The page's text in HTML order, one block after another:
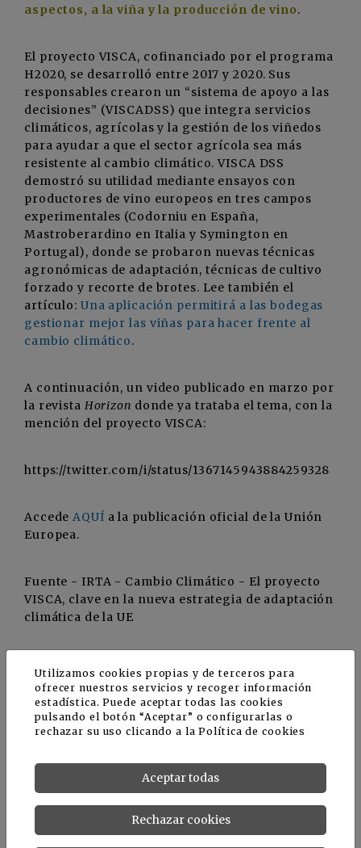
aspectos, a la viña y la producción de vino.
El proyecto VISCA, cofinanciado por el programa
H2020, se desarrolló entre 2017 y 2020. Sus
responsables crearon un “sistema de apoyo a las
decisiones” (VISCADSS) que integra servicios
climáticos, agrícolas y la gestión de los viñedos
para ayudar a que el sector agrícola sea más
resistente al cambio climático. VISCA DSS
demostró su utilidad mediante ensayos con
productores de vino europeos en tres campos
experimentales (Codorniu en España,
Mastroberardino en Italia y Symington en
Portugal), donde se probaron nuevas técnicas
agronómicas de adaptación, técnicas de cultivo
forzado y recorte de brotes. Lee también el
artículo: Una aplicación permitirá a las bodegas
gestionar mejor las viñas para hacer frente al
cambio climático.
A continuación, un video publicado en marzo por
la revista Horizon donde ya trataba el tema, con la
mención del proyecto VISCA:
https://twitter.com/i/status/1367145943884259328
AccedeAQUÍ a la publicación oficial de la Unión
Europea.
Fuente - IRTA - Cambio Climático - El proyecto
VISCA, clave en la nueva estrategia de adaptación
climática de la UE
ElIRTAes un instituto de investigación dedicado
a la I+D+i agroalimentaria en los ámbitos de
industrias alimentarias, medio ambiente y cambio
global, y economía agroalimentaria.
La transferencia de los avances científicos del
Utilizamos cookies propias y de terceros para
ofrecer nuestros servicios y recoger información
estadística. Puede aceptar todas las cookies
pulsando el botón “Aceptar” o configurarlas o
rechazar su uso clicando a laPolítica de cookies
Aceptar todas
Rechazar cookies